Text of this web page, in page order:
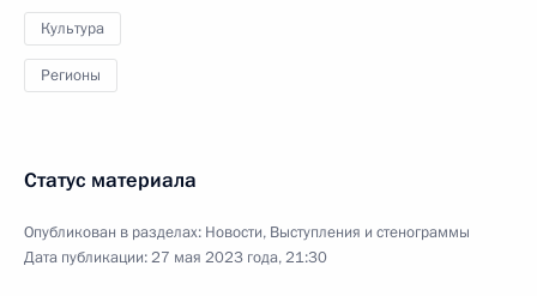
Культура
Регионы
Статус материала
Опубликован в разделах: Новости, Выступления и стенограммы
Дата публикации:27 мая 2023 года, 21:30